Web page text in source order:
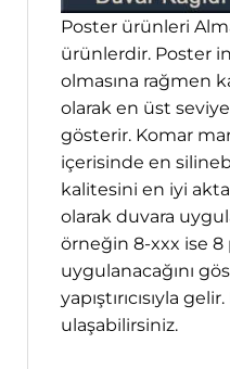
Poster ürünleri
ürünlerdir. Poster
olmasına rağmen
olarak en üst
gösterir. Komar
içerisinde en
kalitesini en iyi
olarak duvara
örneğin 8-xxx ise 8
uygulanacağını
yapıştırıcısıyla
ulaşabilirsiniz.